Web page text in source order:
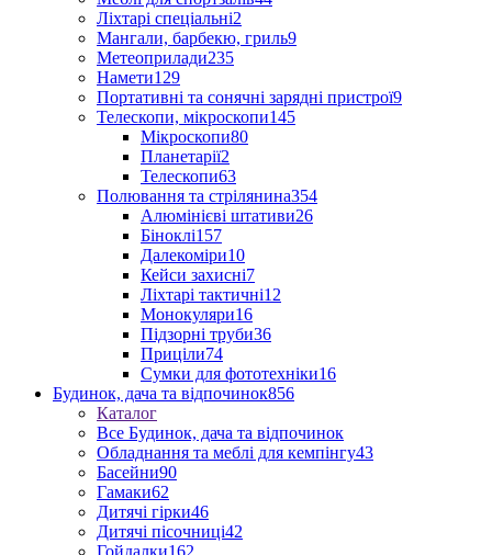
Ліхтарі спеціальні2
Мангали, барбекю, гриль9
Метеоприлади235
Намети129
Портативні та сонячні зарядні пристрої9
Телескопи, мікроскопи145
Мікроскопи80
Планетарії2
Телескопи63
Полювання та стрілянина354
Алюмінієві штативи26
Біноклі157
Далекоміри10
Кейси захисні7
Ліхтарі тактичні12
Монокуляри16
Підзорні труби36
Приціли74
Сумки для фототехніки16
Будинок, дача та відпочинок856
Каталог
Все Будинок, дача та відпочинок
Обладнання та меблі для кемпінгу43
Басейни90
Гамаки62
Дитячі гірки46
Дитячі пісочниці42
Гойдалки162